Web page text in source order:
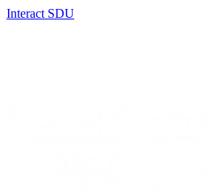
Interact SDU